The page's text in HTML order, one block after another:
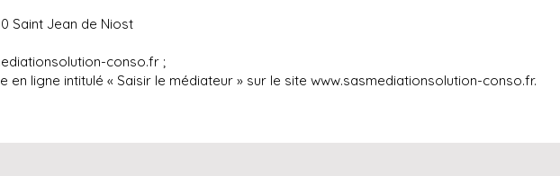
Saint Jean de Niost
conso.fr ;
en ligne intitulé « Saisir le médiateur » sur le site www.sasmediationsolution-conso.fr.